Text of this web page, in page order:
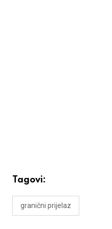
Tagovi:
granični prijelaz